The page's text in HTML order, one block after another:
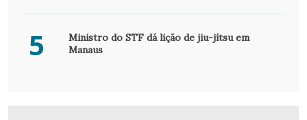
5
Ministro do STF dá lição de jiu-jítsu em
Manaus